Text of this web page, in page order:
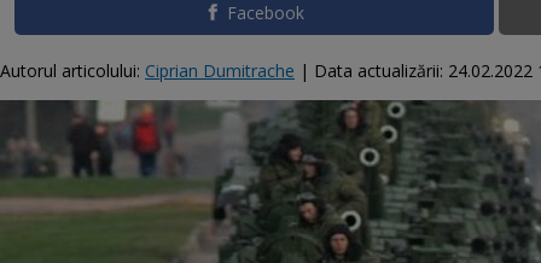
Facebook
Autorul articolului: Ciprian Dumitrache | Data actualizării: 24.02.2022